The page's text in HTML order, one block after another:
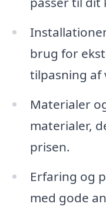
brug for
tilpasning af
Materialer
materialer,
prisen.
Erfaring og
med gode